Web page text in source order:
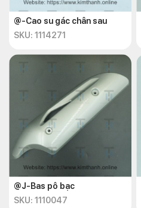
@-Cao su gác chân sau
SKU: 1114271
@J-Bas pô bạc
SKU: 1110047